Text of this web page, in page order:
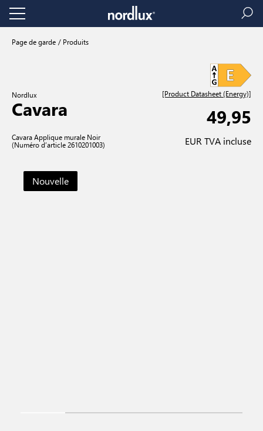
Page de garde Produits
Nordlux
Cavara
Cavara Applique murale Noir
(Numéro d’article 2610201003)
[Product Datasheet (Energy)]
49,95
EUR TVA incluse
Nouvelle